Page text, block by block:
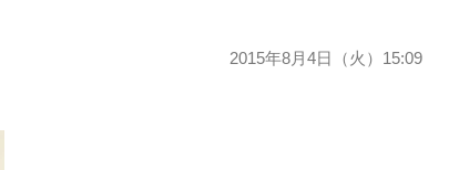
2015年8月4日（火）15:09